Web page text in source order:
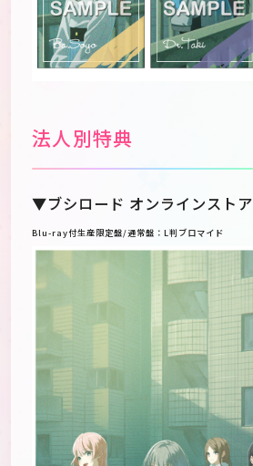
法人別特典
▼ブシロード オンラインストア
Blu-ray付生産限定盤/通常盤：L判ブロマイド